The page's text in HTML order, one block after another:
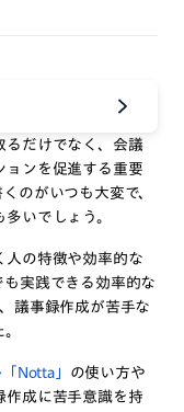
るだけでなく、会議
ョンを促進する重要
のがいつも大変で、
いでしょう。
人の特徴や効率的な
実践できる効率的な
議事録作成が苦手な
Notta」 の使い方や
作成に苦手意識を持